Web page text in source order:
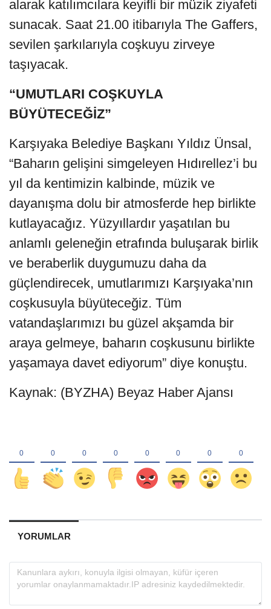
alarak katılımcılara keyifli bir müzik ziyafeti
sunacak. Saat 21.00 itibarıyla The Gaffers,
sevilen şarkılarıyla coşkuyu zirveye
taşıyacak.
“UMUTLARI COŞKUYLA
BÜYÜTECEĞİZ”
Karşıyaka Belediye Başkanı Yıldız Ünsal,
“Baharın gelişini simgeleyen Hıdırellez’i bu
yıl da kentimizin kalbinde, müzik ve
dayanışma dolu bir atmosferde hep birlikte
kutlayacağız. Yüzyıllardır yaşatılan bu
anlamlı geleneğin etrafında buluşarak birlik
ve beraberlik duygumuzu daha da
güçlendirecek, umutlarımızı Karşıyaka’nın
coşkusuyla büyüteceğiz. Tüm
vatandaşlarımızı bu güzel akşamda bir
araya gelmeye, baharın coşkusunu birlikte
yaşamaya davet ediyorum” diye konuştu.
Kaynak: (BYZHA) Beyaz Haber Ajansı
YORUMLAR